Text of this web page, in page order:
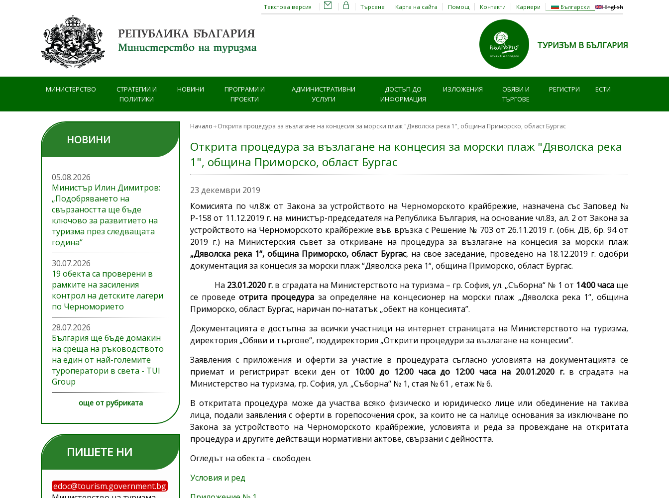
Български English
Търсене Карта на сайта Помощ Контакти Кариери
Текстова версия
ТУРИЗЪМ В БЪЛГАРИЯ
МИНИСТЕРСТВО
СТРАТЕГИИ И
ПОЛИТИКИ
НОВИНИ
ПРОГРАМИ И
ПРОЕКТИ
АДМИНИСТРАТИВНИ
УСЛУГИ
ДОСТЪП ДО
ИНФОРМАЦИЯ
ИЗЛОЖЕНИЯ
ОБЯВИ И
ТЪРГОВЕ
РЕГИСТРИ ЕСТИ
НОВИНИ
05.08.2026
Министър Илин Димитров:
„Подобряването на
свързаността ще бъде
ключово за развитието на
туризма през следващата
година“
30.07.2026
19 обекта са проверени в
рамките на засиления
контрол на детските лагери
по Черноморието
28.07.2026
България ще бъде домакин
на среща на ръководството
на един от най-големите
туроператори в света - TUI
Group
още от рубриката
ПИШЕТЕ НИ
edoc@tourism.government.bg
Начало Открита процедура за възлагане на концесия за морски плаж "Дяволска река 1", община Приморско, област Бургас
Открита процедура за възлагане на концесия за морски плаж "Дяволска река
1", община Приморско, област Бургас
23 декември 2019
Комисията по чл.8ж от Закона за устройството на Черноморското крайбрежие, назначена със Заповед №
Р-158 от 11.12.2019 г. на министър-председателя на Република България, на основание чл.8з, ал. 2 от Закона за
устройството на Черноморското крайбрежие във връзка с Решение № 703 от 26.11.2019 г. (обн. ДВ, бр. 94 от
2019 г.) на Министерския съвет за откриване на процедура за възлагане на концесия за морски плаж
„Дяволска река 1“, община Приморско, област Бургас, на свое заседание, проведено на 18.12.2019 г. одобри
документация за концесия за морски плаж “Дяволска река 1“, община Приморско, област Бургас.
На 23.01.2020 г. в сградата на Министерството на туризма – гр. София, ул. „Съборна“ № 1 от 14:00часаще
се проведеотрита процедура за определяне на концесионер на морски плаж „Дяволска река 1“, община
Приморско, област Бургас, наричан по-нататък „обект на концесията”.
Документацията е достъпна за всички участници на интернет страницата на Министерството на туризма,
директория „Обяви и търгове“, поддиректория „Открити процедури за възлагане на концесии“.
Заявления с приложения и оферти за участие в процедурата съгласно условията на документацията се
приемат и регистрират всеки ден от 10:00 до 12:00 часа до 12:00 часа на 20.01.2020 г. в сградата на
Министерство на туризма, гр. София, ул. „Съборна“ № 1, стая № 61 , етаж № 6.
В откритата процедура може да участва всяко физическо и юридическо лице или обединение на такива
лица, подали заявления с оферти в горепосочения срок, за които не са налице основания за изключване по
Закона за устройството на Черноморското крайбрежие, условията и реда за провеждане на откритата
процедура и другите действащи нормативни актове, свързани с дейността.
Огледът на обекта – свободен.
Условия и ред